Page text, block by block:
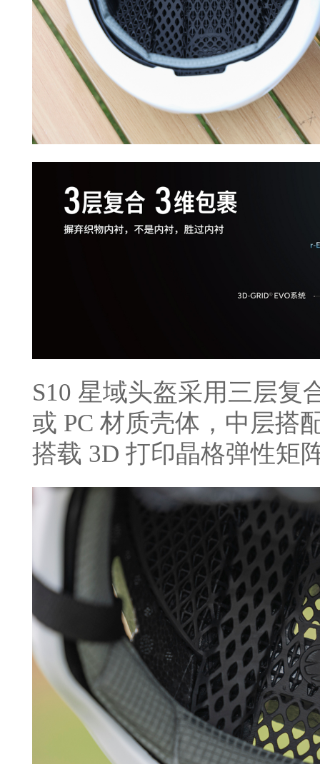
S10 星域头盔采用三层复
或 PC 材质壳体，中层搭
搭载 3D 打印晶格弹性矩